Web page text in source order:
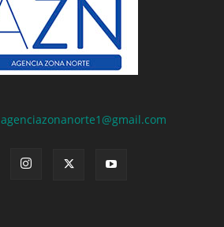
agenciazonanorte1@gmail.com